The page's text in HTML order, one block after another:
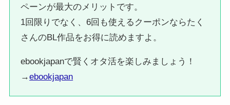
ペーンが最大のメリットです。
1回限りでなく、6回も使えるクーポンならたく
さんのBL作品をお得に読めますよ。
ebookjapanで賢くオタ活を楽しみましょう！
→ebookjapan